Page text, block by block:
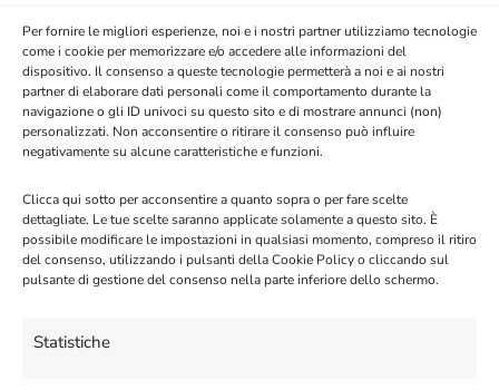
Per fornire le migliori esperienze, noi e i nostri partner utilizziamo tecnologie
come i cookie per memorizzare e/o accedere alle informazioni del
dispositivo. Il consenso a queste tecnologie permetterà a noi e ai nostri
partner di elaborare dati personali come il comportamento durante la
navigazione o gli ID univoci su questo sito e di mostrare annunci (non)
personalizzati. Non acconsentire o ritirare il consenso può influire
negativamente su alcune caratteristiche e funzioni.
Clicca qui sotto per acconsentire a quanto sopra o per fare scelte
dettagliate. Le tue scelte saranno applicate solamente a questo sito. È
possibile modificare le impostazioni in qualsiasi momento, compreso il ritiro
del consenso, utilizzando i pulsanti della Cookie Policy o cliccando sul
pulsante di gestione del consenso nella parte inferiore dello schermo.
Statistiche
Articoli recenti
WhatsApp Business (o “Coesistenza”)